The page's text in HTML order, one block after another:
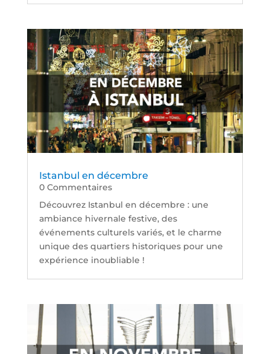
Istanbul en décembre
0 Commentaires
Découvrez Istanbul en décembre : une
ambiance hivernale festive, des
événements culturels variés, et le charme
unique des quartiers historiques pour une
expérience inoubliable !